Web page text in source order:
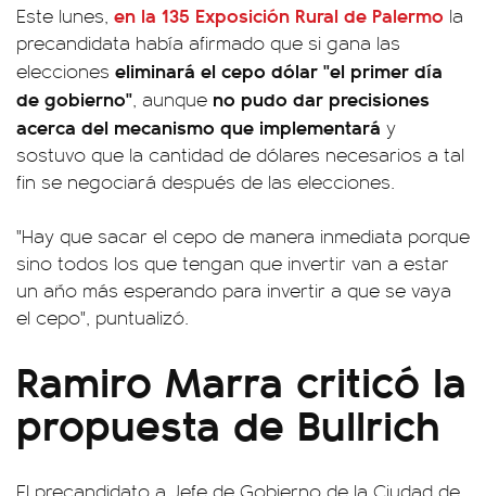
Este lunes, en la 135 Exposición Rural de Palermo la
precandidata había afirmado que si gana las
elecciones eliminará el cepo dólar "el primer día
de gobierno", aunque no pudo dar precisiones
acerca del mecanismo que implementará y
sostuvo que la cantidad de dólares necesarios a tal
fin se negociará después de las elecciones.
"Hay que sacar el cepo de manera inmediata porque
sino todos los que tengan que invertir van a estar
un año más esperando para invertir a que se vaya
el cepo", puntualizó.
Ramiro Marra criticó la
propuesta de Bullrich
El precandidato a Jefe de Gobierno de la Ciudad de